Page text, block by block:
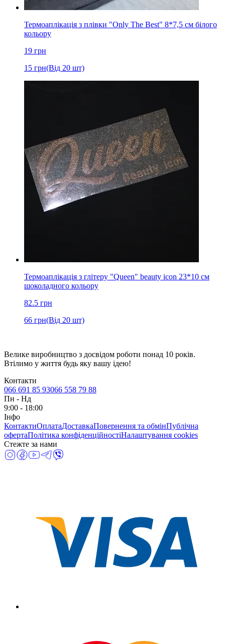
Термоаплікація з плівки "Only The Best" 8*7,5 см білого
кольору
19 грн
15 грн(Від 20 шт)
Термоаплікація з глітеру "Queen" beauty icon 23*10 см
шоколадного кольору
82.5 грн
66 грн(Від 20 шт)
Велике виробництво з досвідом роботи понад 10 років.
Втілимо у життя будь яку вашу ідею!
Контакти
066 691 85 93066 558 79 88
Пн - Нд
9:00 - 18:00
Інфо
КонтактиОплатаДоставкаПовернення та обмінПублічна
офертаПолітика конфіденційностіНалаштування cookies
Стежте за нами